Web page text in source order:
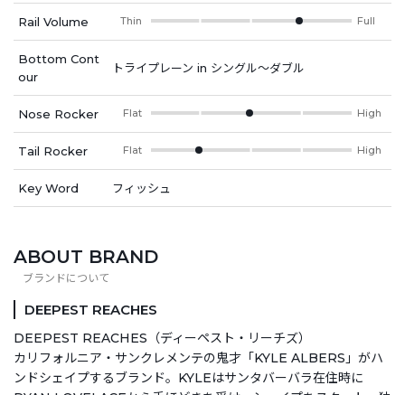
Rail Volume Thin Full
Bottom Cont
our
トライプレーン in シングル～ダブル
Nose Rocker Flat High
Tail Rocker Flat High
Key Word フィッシュ
ABOUT BRAND
DEEPEST REACHES
DEEPEST REACHES（ディーペスト・リーチズ）
カリフォルニア・サンクレメンテの鬼才「KYLE ALBERS」がハ
ンドシェイプするブランド。KYLEはサンタバーバラ在住時に